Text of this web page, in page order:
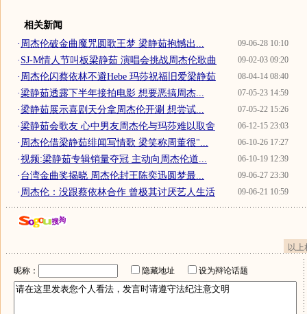
相关新闻
09-06-28 10:10
· 周杰伦破金曲魔咒圆歌王梦 梁静茹抱憾出...
09-02-03 09:20
·SJ-M情人节叫板梁静茹 演唱会挑战周杰伦歌曲
08-04-14 08:40
· 周杰伦闪蔡依林不避Hebe 玛莎祝福旧爱梁静茹
07-05-23 14:59
·梁静茹透露下半年接拍电影 想要恶搞周杰...
07-05-22 15:26
·梁静茹展示喜剧天分拿周杰伦开涮 想尝试...
06-12-15 23:03
·梁静茹会歌友 心中男友周杰伦与玛莎难以取舍
06-10-26 17:27
· 周杰伦借梁静茹绯闻写情歌 梁笑称周董很"...
06-10-19 12:39
·视频:梁静茹专辑销量夺冠 主动向周杰伦道...
09-06-27 23:30
·台湾金曲奖揭晓 周杰伦封王陈奕迅圆梦最...
09-06-21 10:59
· 周杰伦：没跟蔡依林合作 曾极其讨厌艺人生活
以
昵称： 隐藏地址 设为辩论话题